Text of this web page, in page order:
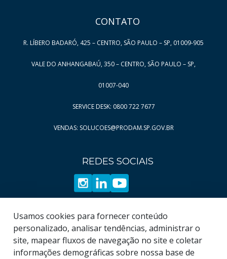
CONTATO
R. LÍBERO BADARÓ, 425 – CENTRO, SÃO PAULO – SP, 01009-905
VALE DO ANHANGABAÚ, 350 – CENTRO, SÃO PAULO – SP,
01007-040
SERVICE DESK: 0800 722 7677
VENDAS: SOLUCOES@PRODAM.SP.GOV.BR
REDES SOCIAIS
Usamos cookies para fornecer conteúdo
personalizado, analisar tendências, administrar o
site, mapear fluxos de navegação no site e coletar
informações demográficas sobre nossa base de